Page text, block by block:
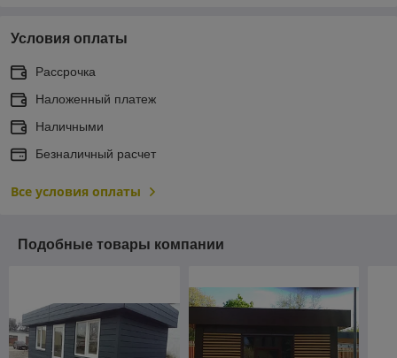
Условия оплаты
Рассрочка
Наложенный платеж
Наличными
Безналичный расчет
Все условия оплаты
Подобные товары компании